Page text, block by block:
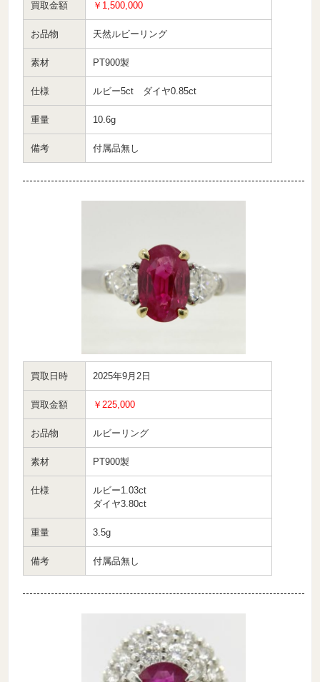
買取金額 ￥1,500,000
お品物 天然ルビーリング
素材 PT900製
仕様 ルビー5ct ダイヤ0.85ct
重量 10.6g
備考 付属品無し
買取日時 2025年9月2日
買取金額 ￥225,000
お品物 ルビーリング
素材 PT900製
仕様
ルビー1.03ct
ダイヤ3.80ct
重量 3.5g
備考 付属品無し